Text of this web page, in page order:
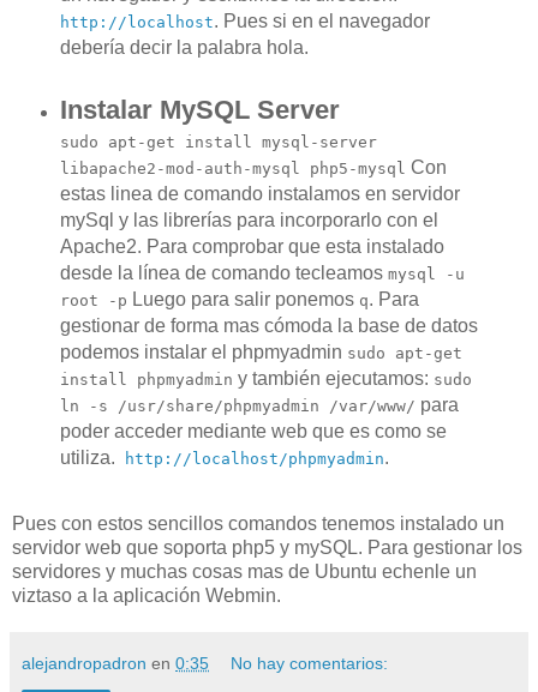
http://localhost. Pues si en el navegador
debería decir la palabra hola.
Instalar MySQL Server
sudo apt-get install mysql-server
libapache2-mod-auth-mysql php5-mysql Con
estas linea de comando instalamos en servidor
mySql y las librerías para incorporarlo con el
Apache2. Para comprobar que esta instalado
desde la línea de comando tecleamos mysql -u
root -p Luego para salir ponemos q. Para
gestionar de forma mas cómoda la base de datos
podemos instalar el phpmyadmin sudo apt-get
install phpmyadmin y también ejecutamos: sudo
ln -s /usr/share/phpmyadmin /var/www/ para
poder acceder mediante web que es como se
utiliza. http://localhost/phpmyadmin.
Pues con estos sencillos comandos tenemos instalado un
servidor web que soporta php5 y mySQL. Para gestionar los
servidores y muchas cosas mas de Ubuntu echenle un
viztaso a la aplicación Webmin.
alejandropadron en 0:35 No hay comentarios: